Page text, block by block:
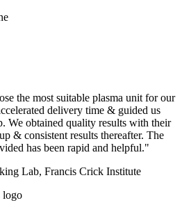
the most suitable plasma unit for our
delivery time & guided us
We obtained quality results with their
& consistent results thereafter. The
has been rapid and helpful."
Lab, Francis Crick Institute